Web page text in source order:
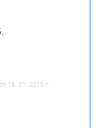
16. 01. 2015 г.